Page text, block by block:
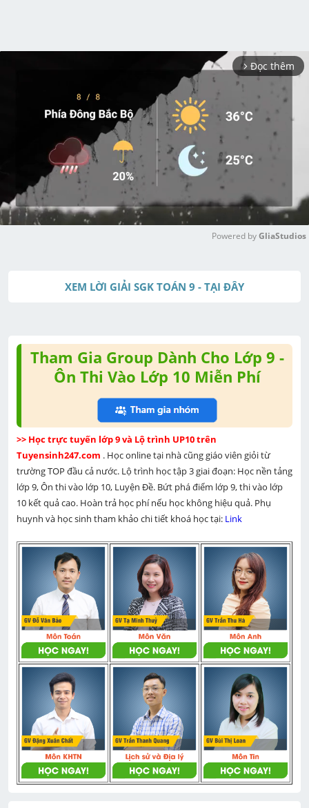
arrow_forward_ios Đọc thêm
Powered by GliaStudios
XEM LỜI GIẢI SGK TOÁN 9 - TẠI ĐÂY
Tham Gia Group Dành Cho Lớp 9 -
Ôn Thi Vào Lớp 10 Miễn Phí
>> Học trực tuyến lớp 9 và Lộ trình UP10 trên
Tuyensinh247.com . Học online tại nhà cũng giáo viên giỏi từ
trường TOP đầu cả nước. Lộ trình học tập 3 giai đoạn: Học nền tảng
lớp 9, Ôn thi vào lớp 10, Luyện Đề. Bứt phá điểm lớp 9, thi vào lớp
10 kết quả cao. Hoàn trả học phí nếu học không hiệu quả. Phụ
huynh và học sinh tham khảo chi tiết khoá học tại: Link